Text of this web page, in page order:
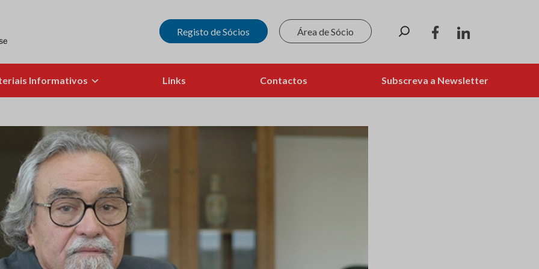
Registo de Sócios Área de Sócio Pesquisar
Informativos Links Contactos Subscreva a Newsletter